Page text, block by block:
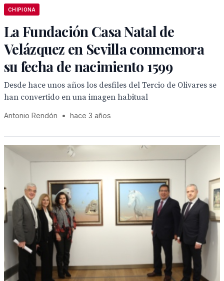
CHIPIONA
La Fundación Casa Natal de
Velázquez en Sevilla conmemora
su fecha de nacimiento 1599
Desde hace unos años los desfiles del Tercio de Olivares se
han convertido en una imagen habitual
Antonio Rendón • hace 3 años